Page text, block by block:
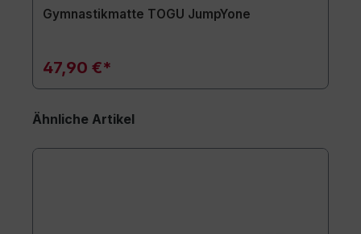
Gymnastikmatte TOGU JumpYone
47,90 €*
Ähnliche Artikel